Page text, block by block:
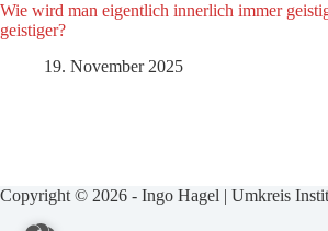
Wie wird man eigentlich innerlich immer
geistiger?
19. November 2025
Copyright © 2026 - Ingo Hagel | Umkreis